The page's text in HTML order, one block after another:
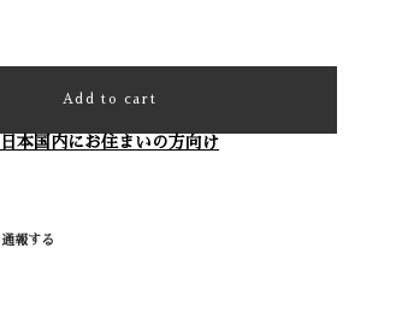
Add to cart
日本国内にお住まいの方向け
通報する